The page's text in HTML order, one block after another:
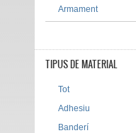
Armament
TIPUS DE MATERIAL
Tot
Adhesiu
Banderí